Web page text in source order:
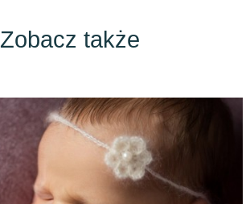
Zobacz także